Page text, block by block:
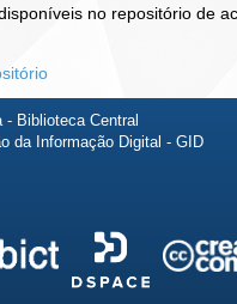
no repositório de
- Biblioteca Central
da Informação Digital - GID